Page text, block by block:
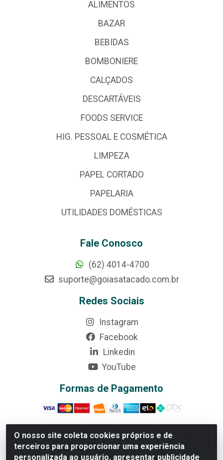
O nosso site coleta cookies próprios e de
terceiros para proporcionar uma experiência
personalizada ao usuário, apresentar publicidade
ALIMENTOS
BAZAR
BEBIDAS
BOMBONIERE
CALÇADOS
DESCARTÁVEIS
FOODS SERVICE
HIG. PESSOAL E COSMÉTICA
LIMPEZA
PAPEL CORTADO
PAPELARIA
UTILIDADES DOMÉSTICAS
Fale Conosco
(62) 4014-4700
suporte@goiasatacado.com.br
Redes Sociais
Instagram
Facebook
Linkedin
YouTube
Formas de Pagamento
Rede Brasil - Avenida Universitária, nº 3860, Jardim das
Américas II Etapa - Anápolis/GO - CEP 75070-415 -